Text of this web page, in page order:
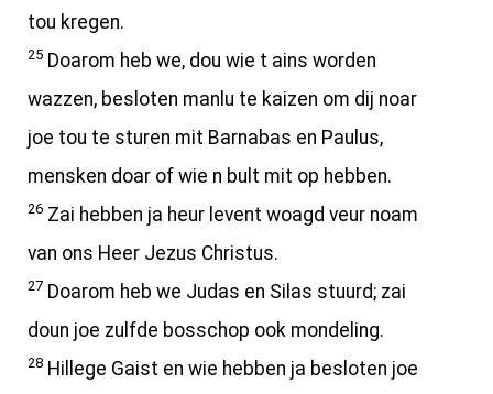
tou kregen.
25 Doarom heb we, dou wie t ains worden
wazzen, besloten manlu te kaizen om dij noar
joe tou te sturen mit Barnabas en Paulus,
mensken doar of wie n bult mit op hebben.
26 Zai hebben ja heur levent woagd veur noam
van ons Heer Jezus Christus.
27 Doarom heb we Judas en Silas stuurd; zai
doun joe zulfde bosschop ook mondeling.
28 Hillege Gaist en wie hebben ja besloten joe